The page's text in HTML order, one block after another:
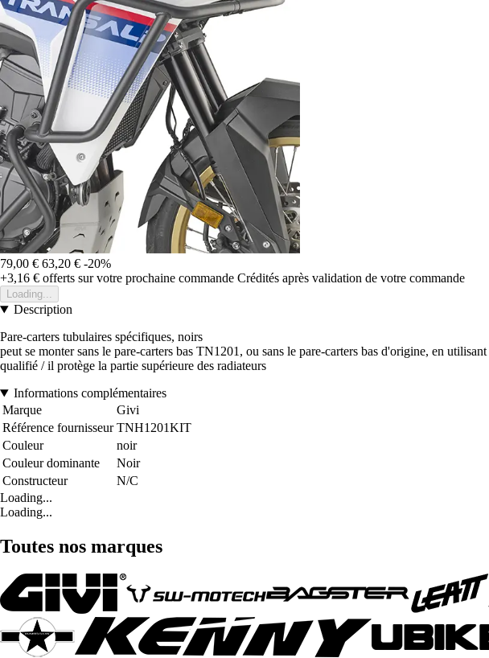
79,00 € 63,20 € -20%
+3,16 € offerts sur votre prochaine commande Crédités après validation de votre commande
Loading...
Description
Pare-carters tubulaires spécifiques, noirs
peut se monter sans le pare-carters bas TN1201, ou sans le pare-carters bas d'origine, en
qualifié / il protège la partie supérieure des radiateurs
Informations complémentaires
Marque
Givi
Référence fournisseur TNH1201KIT
Couleur
noir
Couleur dominante
Noir
Constructeur
N/C
Loading...
Loading...
Toutes nos marques